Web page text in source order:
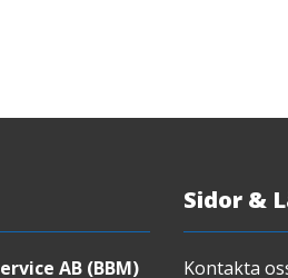
AB (BBM)
Sidor &
Kontakta